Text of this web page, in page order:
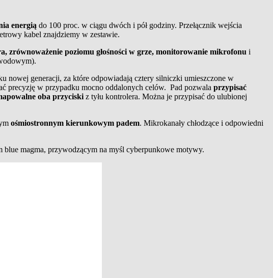
energią do 100 proc. w ciągu dwóch i pół godziny. Przełącznik wejścia
kabel znajdziemy w zestawie.
poziomu głośności w grze, monitorowanie mikrofonu i
nowej generacji, za które odpowiadają cztery silniczki umieszczone w
precyzję w przypadku mocno oddalonych celów. Pad pozwala przypisać
oba przyciski z tyłu kontrolera. Można je przypisać do ulubionej
ośmiostronnym kierunkowym padem. Mikrokanały chłodzące i odpowiedni
magma, przywodzącym na myśl cyberpunkowe motywy.